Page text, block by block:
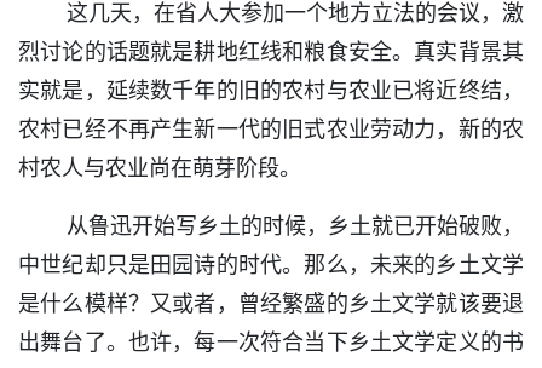
这几天，在省人大参加一个地方立法的会议，激
烈讨论的话题就是耕地红线和粮食安全。真实背景其
实就是，延续数千年的旧的农村与农业已将近终结，
农村已经不再产生新一代的旧式农业劳动力，新的农
村农人与农业尚在萌芽阶段。
从鲁迅开始写乡土的时候，乡土就已开始破败，
中世纪却只是田园诗的时代。那么，未来的乡土文学
是什么模样？又或者，曾经繁盛的乡土文学就该要退
出舞台了。也许，每一次符合当下乡土文学定义的书